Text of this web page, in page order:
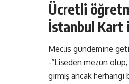
Ücretli
İstanbul Kart
Meclis gündemine
-“Liseden mezun olup,
girmiş ancak herhangi